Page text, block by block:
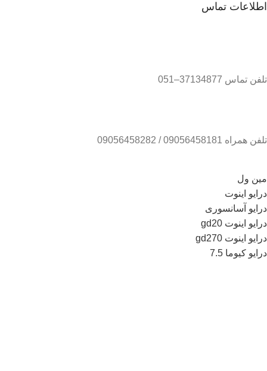
اطلاعات تماس
تلفن تماس 37134877–051
تلفن همراه 09056458181 / 09056458282
مین ول
درایو اینوت
درایو آسانسوری
درایو اینوت gd20
درایو اینوت gd270
درایو کیوما 7.5